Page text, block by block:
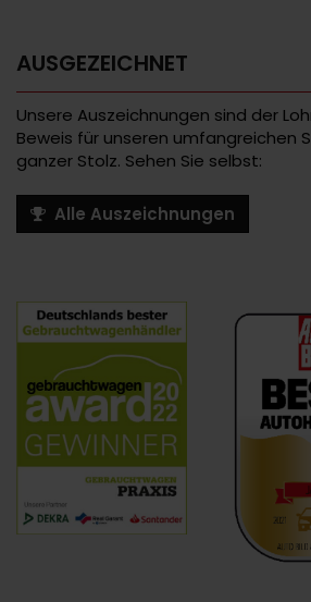
AUSGEZEICHNET
Unsere Auszeichnungen sind der
Beweis für unseren umfangreichen
ganzer Stolz. Sehen Sie selbst:
Alle Auszeichnungen